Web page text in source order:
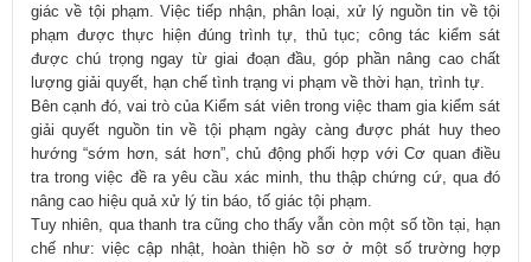
giác về tội phạm. Việc tiếp nhận, phân loại, xử lý nguồn tin về tội
phạm được thực hiện đúng trình tự, thủ tục; công tác kiểm sát
được chú trọng ngay từ giai đoạn đầu, góp phần nâng cao chất
lượng giải quyết, hạn chế tình trạng vi phạm về thời hạn, trình tự.
Bên cạnh đó, vai trò của Kiểm sát viên trong việc tham gia kiểm sát
giải quyết nguồn tin về tội phạm ngày càng được phát huy theo
hướng “sớm hơn, sát hơn”, chủ động phối hợp với Cơ quan điều
tra trong việc đề ra yêu cầu xác minh, thu thập chứng cứ, qua đó
nâng cao hiệu quả xử lý tin báo, tố giác tội phạm.
Tuy nhiên, qua thanh tra cũng cho thấy vẫn còn một số tồn tại, hạn
chế như: việc cập nhật, hoàn thiện hồ sơ ở một số trường hợp